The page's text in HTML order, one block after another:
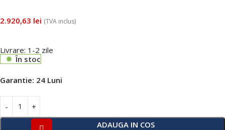
2.920,63 lei (TVA inclus)
Livrare: 1-2 zile
În stoc
Garantie: 24 Luni
ADAUGA IN COS